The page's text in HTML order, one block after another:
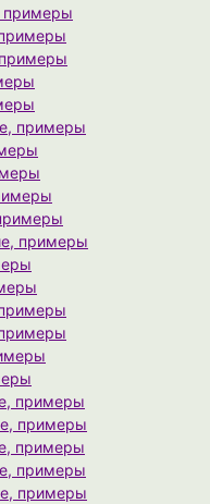
примеры
примеры
примеры
примеры
примеры
примеры
примеры
примеры